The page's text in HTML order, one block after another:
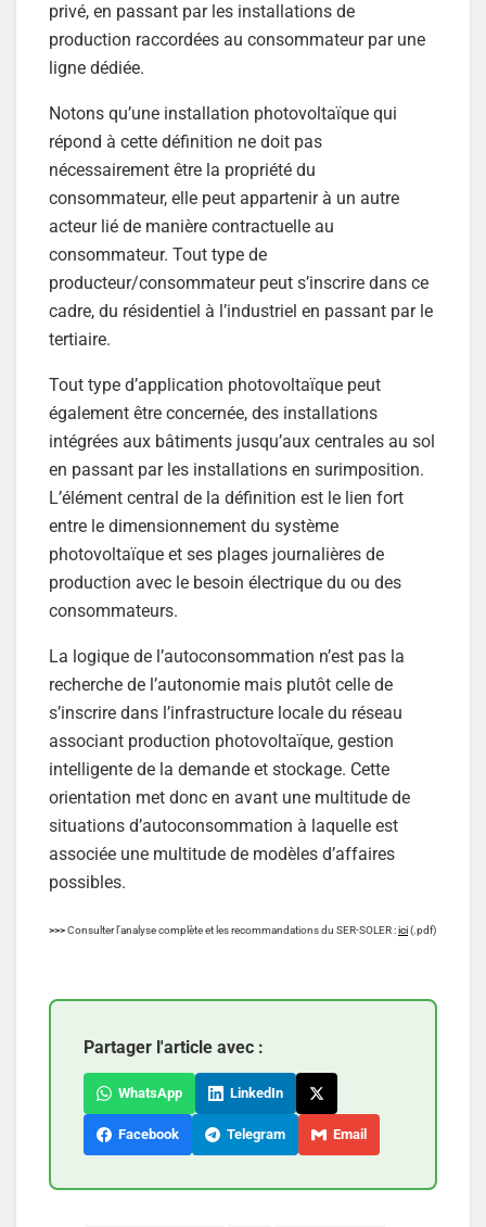
privé, en passant par les installations de
production raccordées au consommateur par une
ligne dédiée.
Notons qu’une installation photovoltaïque qui
répond à cette définition ne doit pas
nécessairement être la propriété du
consommateur, elle peut appartenir à un autre
acteur lié de manière contractuelle au
consommateur. Tout type de
producteur/consommateur peut s’inscrire dans ce
cadre, du résidentiel à l’industriel en passant par le
tertiaire.
Tout type d’application photovoltaïque peut
également être concernée, des installations
intégrées aux bâtiments jusqu’aux centrales au sol
en passant par les installations en surimposition.
L’élément central de la définition est le lien fort
entre le dimensionnement du système
photovoltaïque et ses plages journalières de
production avec le besoin électrique du ou des
consommateurs.
La logique de l’autoconsommation n’est pas la
recherche de l’autonomie mais plutôt celle de
s’inscrire dans l’infrastructure locale du réseau
associant production photovoltaïque, gestion
intelligente de la demande et stockage. Cette
orientation met donc en avant une multitude de
situations d’autoconsommation à laquelle est
associée une multitude de modèles d’affaires
possibles.
>>>Consulter l’analyse complète et les recommandations du SER-SOLER :ici(.pdf)
Partager l'article avec :
WhatsApp LinkedIn
Facebook Telegram Email